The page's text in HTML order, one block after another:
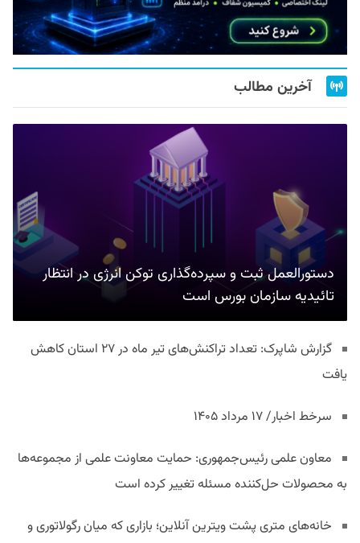
آخرین مطالب
دستورالعمل ثبت و سپرده‌گذاری توکن انرژی در انتظار
تائیدیه سازمان بورس است
گزارش شاپرک: تعداد تراکنش‌های تیر ماه در ۲۷ استان‌ کاهش
یافت
سرخط اخبار/ ۱۷ مرداد ۱۴۰۵
معاون علمی رئیس‌جمهوری: حمایت معاونت علمی از مجموعه‌ها
به محصولات حل‌کننده مسئله تغییر کرده است
خانه‌های متری پشت ویترین آنلاین؛ بازاری که میان رگولاتوری و